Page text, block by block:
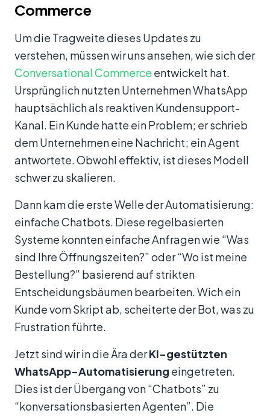
Commerce
Um die Tragweite dieses Updates zu
verstehen, müssen wir uns ansehen, wie sich der
Conversational Commerce entwickelt hat.
Ursprünglich nutzten Unternehmen WhatsApp
hauptsächlich als reaktiven Kundensupport-
Kanal. Ein Kunde hatte ein Problem; er schrieb
dem Unternehmen eine Nachricht; ein Agent
antwortete. Obwohl effektiv, ist dieses Modell
schwer zu skalieren.
Dann kam die erste Welle der Automatisierung:
einfache Chatbots. Diese regelbasierten
Systeme konnten einfache Anfragen wie “Was
sind Ihre Öffnungszeiten?” oder “Wo ist meine
Bestellung?” basierend auf strikten
Entscheidungsbäumen bearbeiten. Wich ein
Kunde vom Skript ab, scheiterte der Bot, was zu
Frustration führte.
Jetzt sind wir in die Ära derKI-gestützten
WhatsApp-Automatisierung eingetreten.
Dies ist der Übergang von “Chatbots” zu
“konversationsbasierten Agenten”. Die